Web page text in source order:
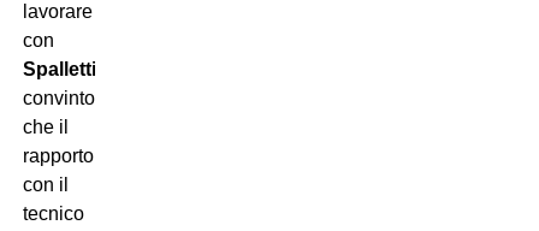
lavorare
con
Spalletti
convinto
che il
rapporto
con il
tecnico